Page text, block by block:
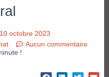
10 octobre 2023
Aucun commentaire
!